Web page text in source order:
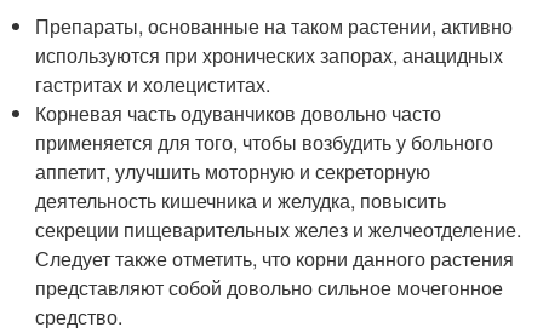
Препараты, основанные на таком растении, активно
используются при хронических запорах, анацидных
гастритах и холециститах.
Корневая часть одуванчиков довольно часто
применяется для того, чтобы возбудить у больного
аппетит, улучшить моторную и секреторную
деятельность кишечника и желудка, повысить
секреции пищеварительных желез и желчеотделение.
Следует также отметить, что корни данного растения
представляют собой довольно сильное мочегонное
средство.